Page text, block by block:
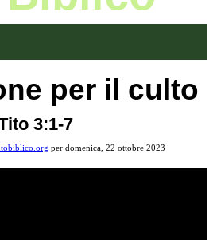
per il culto
3:1-7
per domenica, 22 ottobre 2023